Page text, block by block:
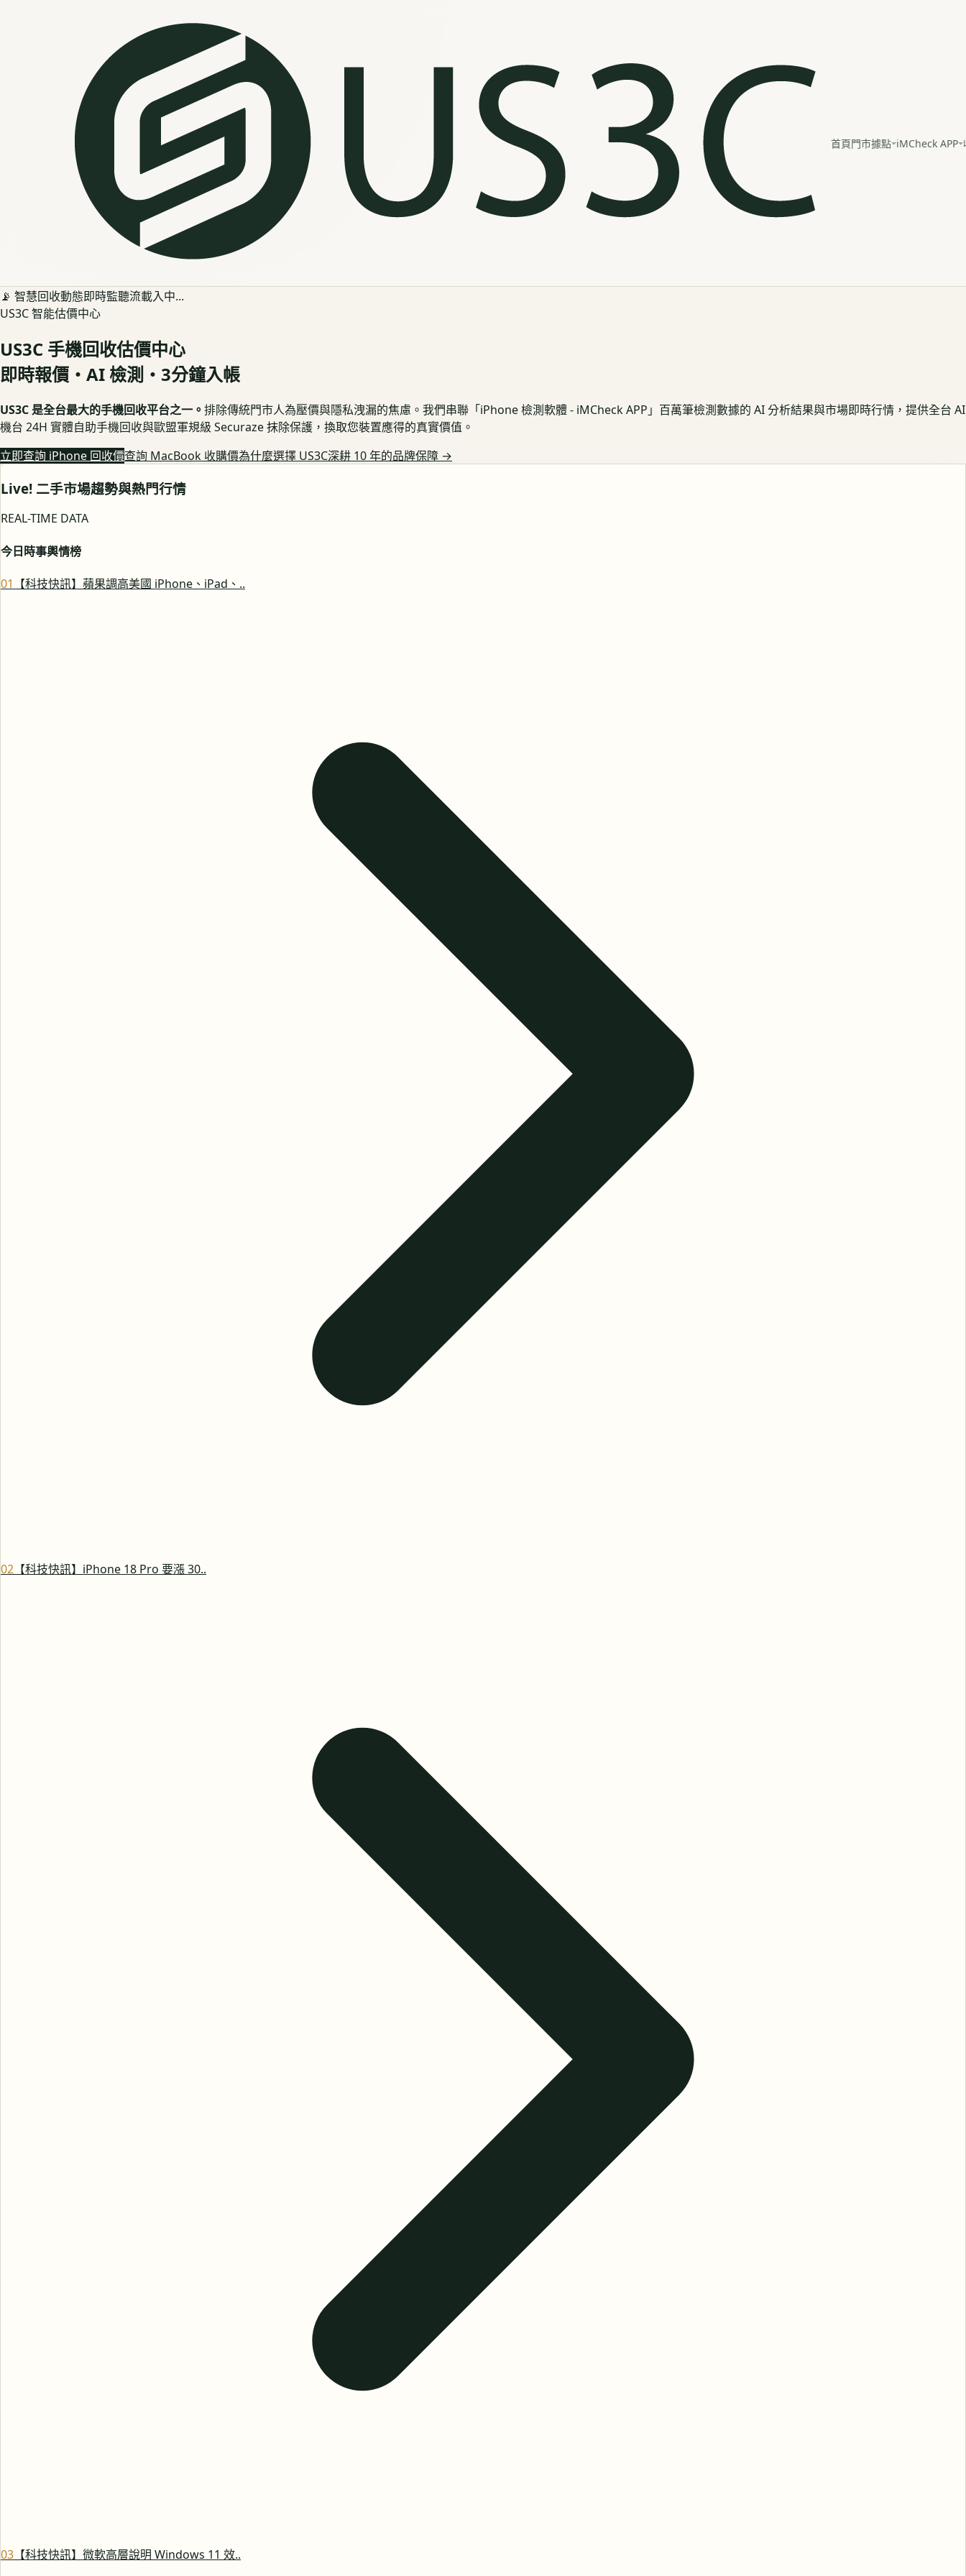
首頁門市據點 iMCheck APP
📡 智慧回收動態即時監聽流載入中...
US3C 智能估價中心
US3C 手機回收估價中心
即時報價・AI 檢測・3分鐘入帳
US3C 是全台最大的手機回收平台之一。 排除傳統門市人為壓價與隱私洩漏的焦慮。我們串聯「iPhone 檢測軟體 - iMCheck APP」百萬筆檢測數據的 AI 分析結果與市場即時行情，提供全台 AI
機台 24H 實體自助手機回收與歐盟軍規級 Securaze 抹除保護，換取您裝置應得的真實價值。
立即查詢 iPhone 回收價查詢 MacBook 收購價為什麼選擇 US3C深耕 10 年的品牌保障 →
Live! 二手市場趨勢與熱門行情
REAL-TIME DATA
今日時事輿情榜
01 【科技快訊】蘋果調高美國 iPhone、iPad、..
02 【科技快訊】iPhone 18 Pro 要漲 30..
03 【科技快訊】微軟高層說明 Windows 11 效..